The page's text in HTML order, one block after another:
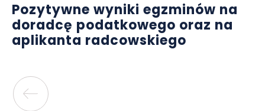
Pozytywne wyniki egzminów na
doradcę podatkowego oraz na
aplikanta radcowskiego